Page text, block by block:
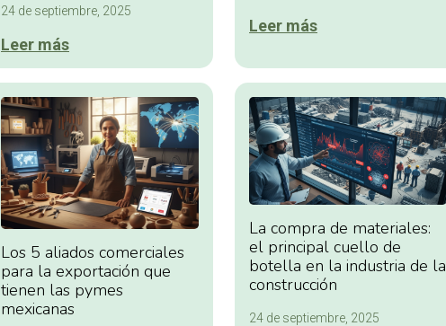
24 de septiembre, 2025
Leer más
Leer más
Los 5 aliados comerciales
para la exportación que
tienen las pymes
mexicanas
La compra de materiales:
el principal cuello de
botella en la industria de la
construcción
24 de septiembre, 2025